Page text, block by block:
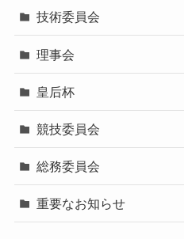
技術委員会
理事会
皇后杯
競技委員会
総務委員会
重要なお知らせ